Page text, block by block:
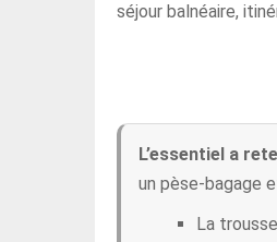
séjour balnéaire,
L’essentiel a
un pèse-bagage
La